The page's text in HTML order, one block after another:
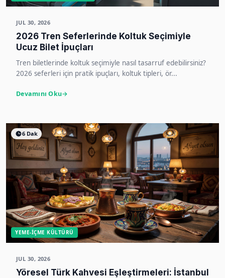
JUL 30, 2026
2026 Tren Seferlerinde Koltuk Seçimiyle
Ucuz Bilet İpuçları
Tren biletlerinde koltuk seçimiyle nasıl tasarruf edebilirsiniz?
2026 seferleri için pratik ipuçları, koltuk tipleri, ör...
Devamını Oku
6 Dak
YEME-İÇME KÜLTÜRÜ
JUL 30, 2026
Yöresel Türk Kahvesi Eşleştirmeleri: İstanbul